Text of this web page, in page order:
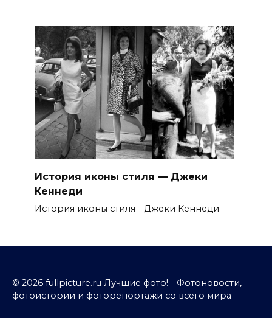
История иконы стиля — Джеки
Кеннеди
История иконы стиля - Джеки Кеннеди
© 2026 fullpicture.ru Лучшие фото! - Фотоновости,
фотоистории и фоторепортажи со всего мира